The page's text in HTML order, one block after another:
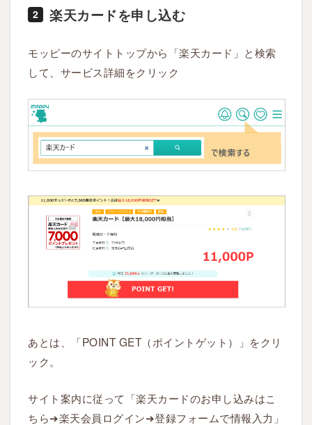
2 楽天カードを申し込む
モッピーのサイトトップから「楽天カード」と検索
して、サービス詳細をクリック
あとは、「POINT GET（ポイントゲット）」をクリ
ック。
サイト案内に従って「楽天カードのお申し込みはこ
ちら➔楽天会員ログイン➔登録フォームで情報入力」